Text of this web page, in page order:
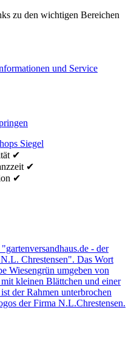
zu den wichtigen Bereichen
und Service
✔
✔
✔